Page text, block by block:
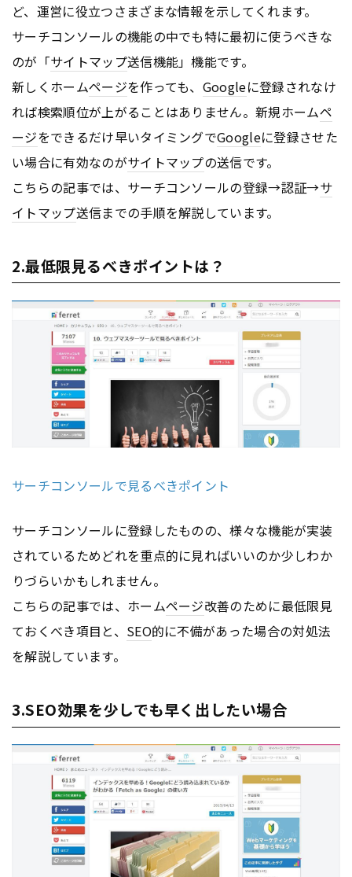
ど、運営に役立つさまざまな情報を示してくれます。
サーチコンソールの機能の中でも特に最初に使うべきな
のが「サイトマップ送信機能」機能です。
新しくホームページを作っても、 Googleに登録されなけ
れば検索順位が上がることはありません。新規ホームペ
ージをできるだけ早いタイミングでGoogleに登録させた
い場合に有効なのがサイトマップの送信です。
こちらの記事では、サーチコンソールの登録→認証→サ
イトマップ送信までの手順を解説しています。
2.最低限見るべきポイントは？
サーチコンソールで見るべきポイント
サーチコンソールに登録したものの、様々な機能が実装
されているためどれを重点的に見ればいいのか少しわか
りづらいかもしれません。
こちらの記事では、ホームページ改善のために最低限見
ておくべき項目と、 SEO的に不備があった場合の対処法
を解説しています。
3.SEO効果を少しでも早く出したい場合